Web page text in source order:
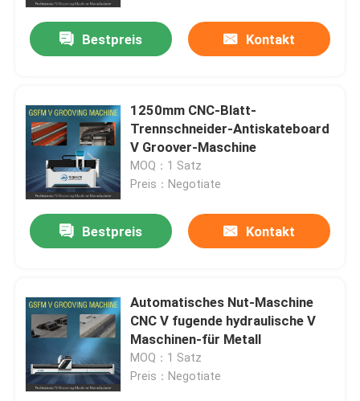
Über uns
Kontakte
Bestpreis Kontakt
1250mm CNC-Blatt-
Trennschneider-Antiskateboard
V Groover-Maschine
MOQ：1 Satz
Preis：Negotiate
Bestpreis Kontakt
Automatisches Nut-Maschine
CNC V fugende hydraulische V
Maschinen-für Metall
MOQ：1 Satz
Preis：Negotiate